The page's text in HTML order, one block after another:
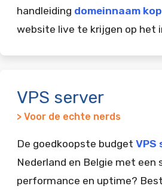
handleiding domeinnaam
website live te krijgen op het
VPS server
> Voor de echte nerds
De goedkoopste budget VPS
Nederland en Belgie met een
performance en uptime?